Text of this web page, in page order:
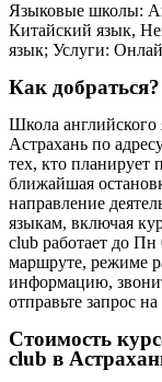
Языковые школы:
Китайский язык,
язык; Услуги:
Как добраться?
Школа английского
Астрахань по
тех, кто планирует
ближайшая
направление
языкам, включая
club работает до
маршруте, режиме
информацию,
отправьте запрос
Стоимость
club в